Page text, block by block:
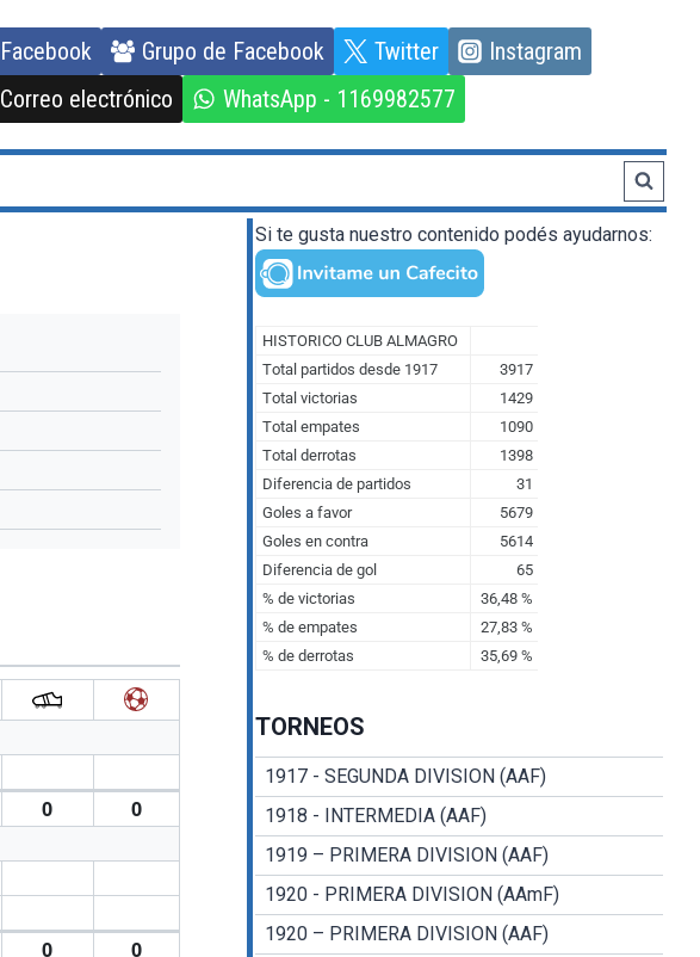
Facebook Grupo de Facebook Twitter
Instagram
Correo electrónico
WhatsApp - 1169982577
0 0
0 0
Si te gusta nuestro contenido podés ayudarnos:
TORNEOS
1917 - SEGUNDA DIVISION (AAF)
1918 - INTERMEDIA (AAF)
1919 – PRIMERA DIVISION (AAF)
1920 - PRIMERA DIVISION (AAmF)
1920 – PRIMERA DIVISION (AAF)